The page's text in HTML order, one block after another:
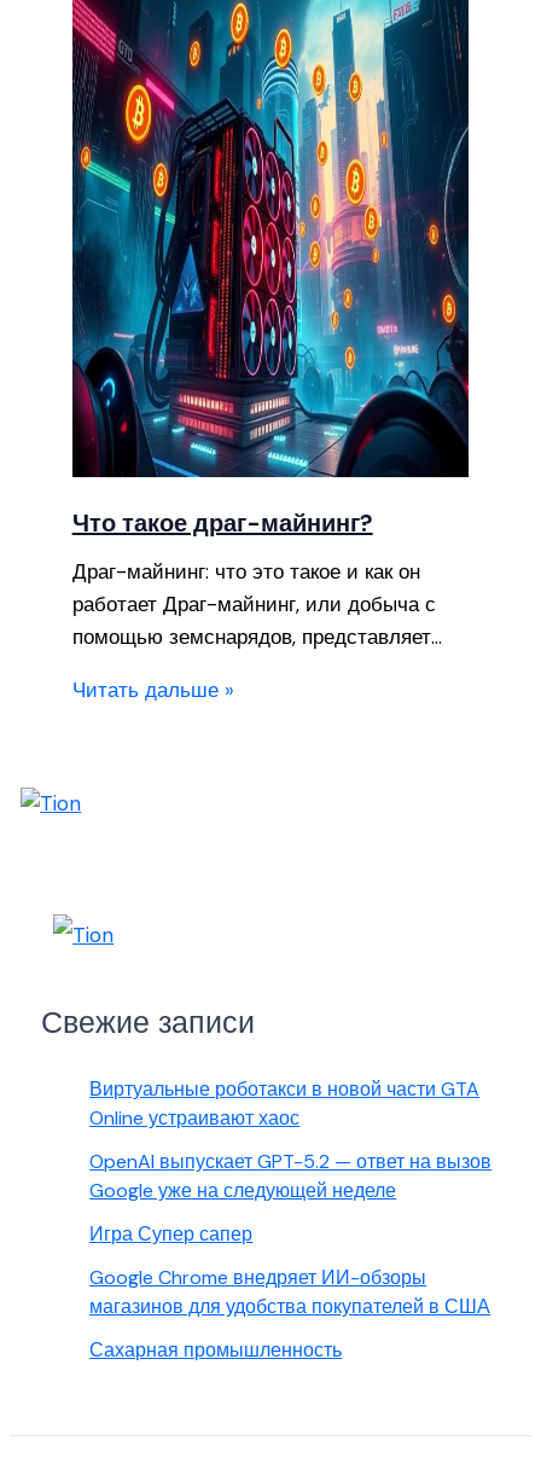
Что такое драг-майнинг?
Драг-майнинг: что это такое и как он
работает Драг-майнинг, или добыча с
помощью земснарядов, представляет…
Читать дальше »
Свежие записи
Виртуальные роботакси в новой части GTA
Online устраивают хаос
OpenAI выпускает GPT-5.2 — ответ на вызов
Google уже на следующей неделе
Игра Супер сапер
Google Chrome внедряет ИИ-обзоры
магазинов для удобства покупателей в США
Сахарная промышленность